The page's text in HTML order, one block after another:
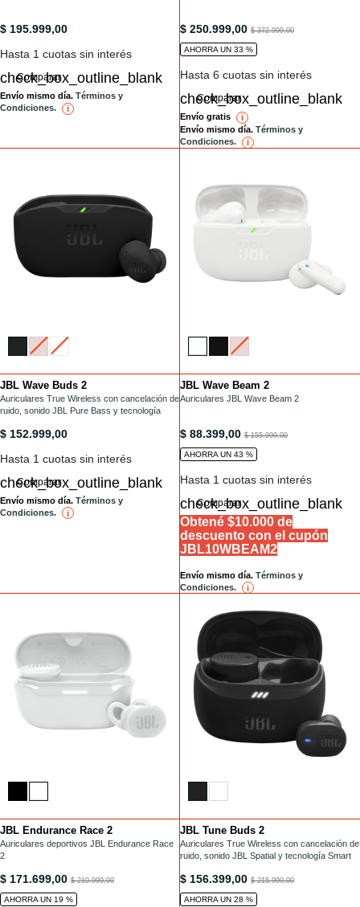
/auriculares-tws/TUNE-FLEX.html
$ 195.999,00
Hasta 1 cuotas sin interés
Comparar
Envío mismo día. Términos y
Condiciones.
i reference
/auriculares-tws/LIVE-PRO-2-
$ 250.999,00 $ 372.999,00
AHORRA UN 33 %
Hasta 6 cuotas sin interés
Comparar
Envío gratis i reference
Envío mismo día. Términos y
Condiciones.
ireference
JBL Wave Buds 2
/auriculares-tws/WAVE-BUDS-2.html
Auriculares True Wireless con cancelación de
ruido, sonido JBL Pure Bass y tecnología
/auriculares-tws/WAVE-BUDS-2.html
$ 152.999,00
Installments
Hasta 1 cuotas sin interés
Comparar
Envío mismo día. Términos y
Condiciones.
i reference
JBL Wave Beam 2
/auriculares-tws/WAVE-BEAM-2.html
Auriculares JBL Wave Beam 2
/auriculares-tws/WAVE-BEAM-
$ 88.399,00 $ 155.999,00
AHORRA UN 43 %
Installments
Hasta 1 cuotas sin interés
Comparar
Obtené $10.000 de
descuento con el cupón
JBL10WBEAM2
Envío mismo día. Términos y
Condiciones.
i reference
JBL Endurance Race 2
/auriculares-tws/ENDURANCE-RACE-2.html
Auriculares deportivos JBL Endurance Race
2
/auriculares-tws/ENDURANCE-RACE-2.html
$ 171.699,00 $ 210.999,00
AHORRA UN 19 %
Installments JBL Tune Buds 2
/auriculares-tws/TUNE-BUDS-2.html
Auriculares True Wireless con cancelación de
ruido, sonido JBL Spatial y tecnología Smart
/auriculares-tws/TUNE-BUDS-
$ 156.399,00 $ 215.999,00
AHORRA UN 28 %
Installments